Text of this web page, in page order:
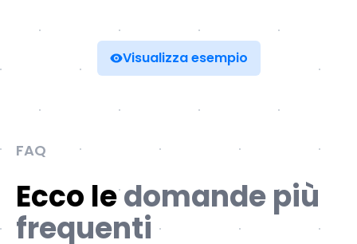
Visualizza esempio
FAQ
Ecco ledomande più
frequenti